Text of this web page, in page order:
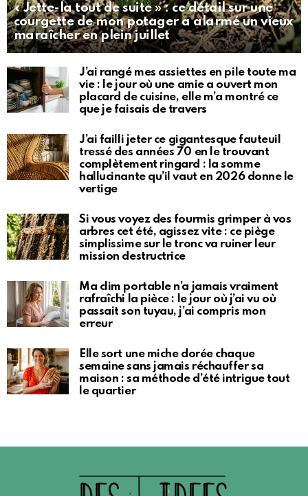
« Jette-la tout de suite » : ce détail sur une
courgette de mon potager a alarmé un vieux
maraîcher en plein juillet
J’ai rangé mes assiettes en pile toute ma
vie : le jour où une amie a ouvert mon
placard de cuisine, elle m’a montré ce
que je faisais de travers
J’ai failli jeter ce gigantesque fauteuil
tressé des années 70 en le trouvant
complètement ringard : la somme
hallucinante qu’il vaut en 2026 donne le
vertige
Si vous voyez des fourmis grimper à vos
arbres cet été, agissez vite : ce piège
simplissime sur le tronc va ruiner leur
mission destructrice
Ma clim portable n’a jamais vraiment
rafraîchi la pièce : le jour où j’ai vu où
passait son tuyau, j’ai compris mon
erreur
Elle sort une miche dorée chaque
semaine sans jamais réchauffer sa
maison : sa méthode d’été intrigue tout
le quartier